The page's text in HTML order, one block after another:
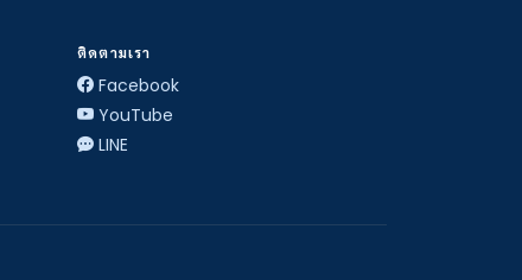
ติดตามเรา
Facebook
YouTube
LINE